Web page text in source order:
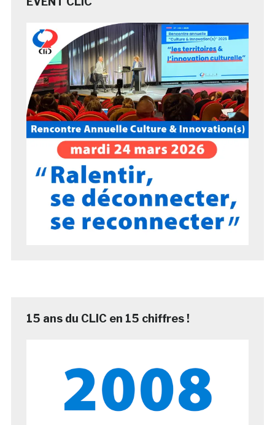
15 ans du CLIC en 15 chiffres !